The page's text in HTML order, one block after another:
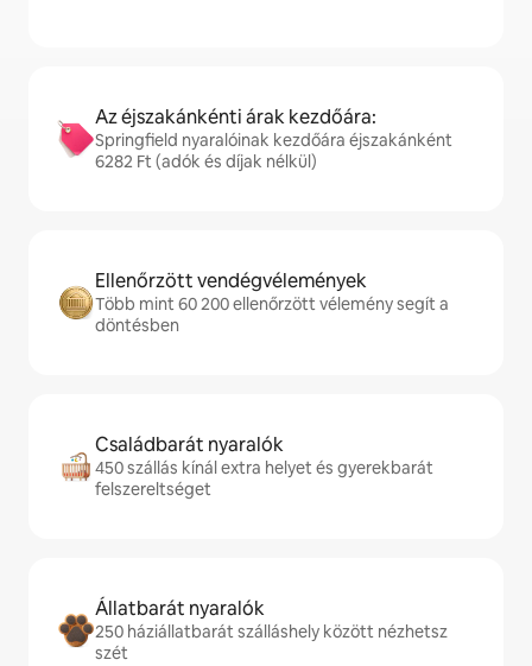
Az éjszakánkénti árak kezdőára:
Springfield nyaralóinak kezdőára éjszakánként
6282 Ft (adók és díjak nélkül)
Ellenőrzött vendégvélemények
Több mint 60 200 ellenőrzött vélemény segít a
döntésben
Családbarát nyaralók
450 szállás kínál extra helyet és gyerekbarát
felszereltséget
Állatbarát nyaralók
250 háziállatbarát szálláshely között nézhetsz
szét